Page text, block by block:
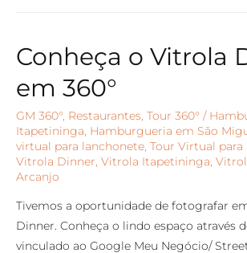
Conheça o Vitrola
em 360°
GM 360°, Restaurantes, Tour 360° /
Itapetininga, Hamburgueria em São
virtual para lanchonete, Tour Virtual para
Vitrola Dinner, Vitrola Itapetininga,
Arcanjo
Tivemos a oportunidade de fotografar
Dinner. Conheça o lindo espaço através
vinculado ao Google Meu Negócio/